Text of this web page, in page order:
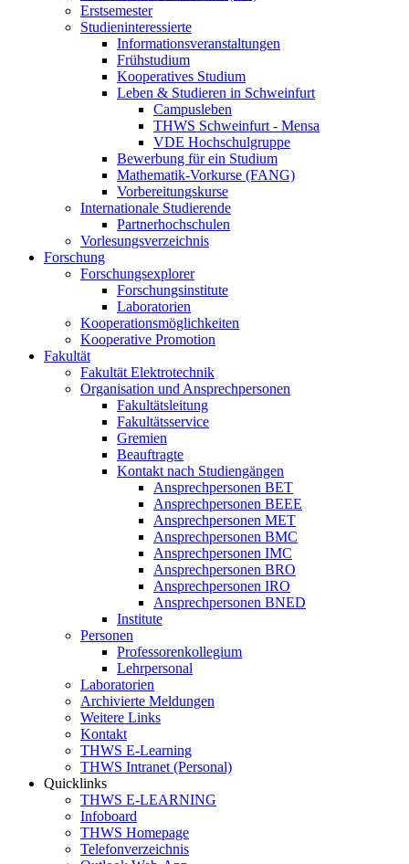
Erstsemester
Studieninteressierte
Informationsveranstaltungen
Frühstudium
Kooperatives Studium
Leben & Studieren in Schweinfurt
Campusleben
THWS Schweinfurt - Mensa
VDE Hochschulgruppe
Bewerbung für ein Studium
Mathematik-Vorkurse (FANG)
Vorbereitungskurse
Internationale Studierende
Partnerhochschulen
Vorlesungsverzeichnis
Forschung
Forschungsexplorer
Forschungsinstitute
Laboratorien
Kooperationsmöglichkeiten
Kooperative Promotion
Fakultät
Fakultät Elektrotechnik
Organisation und Ansprechpersonen
Fakultätsleitung
Fakultätsservice
Gremien
Beauftragte
Kontakt nach Studiengängen
Ansprechpersonen BET
Ansprechpersonen BEEE
Ansprechpersonen MET
Ansprechpersonen BMC
Ansprechpersonen IMC
Ansprechpersonen BRO
Ansprechpersonen IRO
Ansprechpersonen BNED
Institute
Personen
Professorenkollegium
Lehrpersonal
Laboratorien
Archivierte Meldungen
Weitere Links
Kontakt
THWS E-Learning
THWS Intranet (Personal)
Quicklinks
THWS E-LEARNING
Infoboard
THWS Homepage
Telefonverzeichnis